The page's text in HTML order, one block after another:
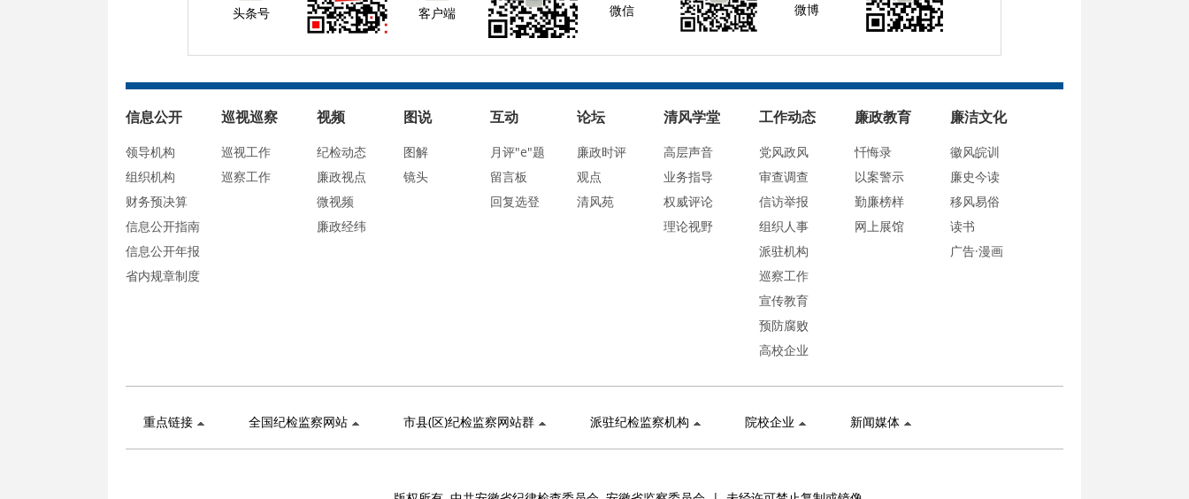
头条号 客户端 微信 微博
信息公开
领导机构
组织机构
财务预决算
信息公开指南
信息公开年报
省内规章制度
巡视巡察
巡视工作
巡察工作
视频
纪检动态
廉政视点
微视频
廉政经纬
图说
图解
镜头
互动
月评"e"题
留言板
回复选登
论坛
廉政时评
观点
清风苑
清风学堂
高层声音
业务指导
权威评论
理论视野
工作动态
党风政风
审查调查
信访举报
组织人事
派驻机构
巡察工作
宣传教育
预防腐败
高校企业
廉政教育
忏悔录
以案警示
勤廉榜样
网上展馆
廉洁文化
徽风皖训
廉史今读
移风易俗
读书
广告·漫画
重点链接 全国纪检监察网站 市县(区)纪检监察网站群 派驻纪检监察机构 院校企业 新闻媒体